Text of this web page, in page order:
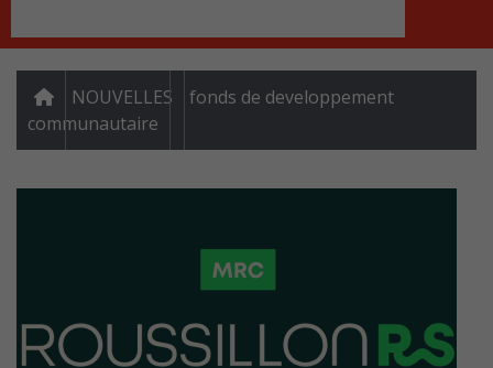
NOUVELLES
fonds de developpement
communautaire